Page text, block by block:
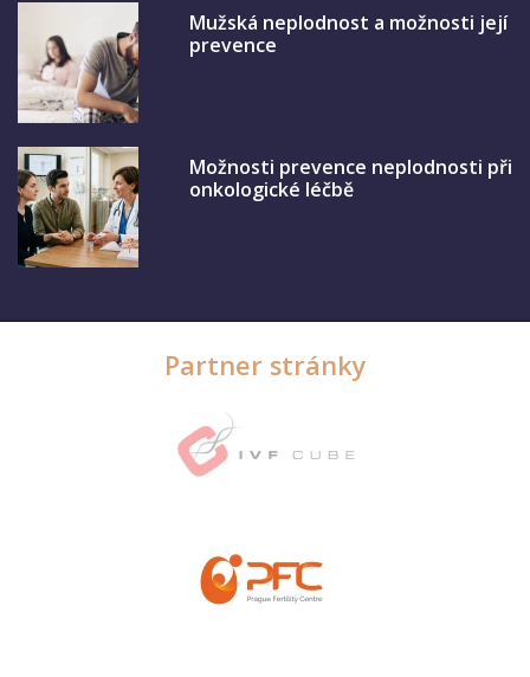
Mužská neplodnost a možnosti její
prevence
Možnosti prevence neplodnosti při
onkologické léčbě
Partner stránky